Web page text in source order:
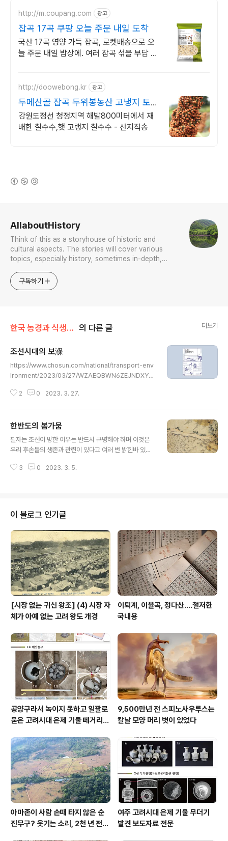
http://m.coupang.com 광고
잡곡 17곡 쿠팡 오늘 주문 내일 도착
국산 17곡 영양 가득 잡곡, 로켓배송으로 오
늘 주문 내일 밥상에. 여러 잡곡 섞을 부담 없
http://doowebong.kr 광고
두메산골 잡곡 두위봉농산 고냉지 토종
찰수수!
강원도정선 청정지역 해발800미터에서 재
배한 찰수수,햇 고랭지 찰수수 - 산지직송
AllaboutHistory
Think of this as a storyhouse of historic and
cultural aspects. The stories will cover various
topics, especially history, sometimes in-depth,
approach will be to resist any common sense or
generalized viewpoint
구독하기
한국 농경과 식생활의 역사 의 다른 글 더보기
조선시대의 보湺
https://www.chosun.com/national/transport-env
ironment/2023/03/27/WZAEQBWN6ZEJNDXYM
움文때 없애려던 영산강·금강 보, 가뭄에 도움 영산강 승촌
깊이 있어도 피할 수 있었다고 나는 본다. 조선시대 후기에
대한 이해가 깊어지면서 우리 조상들이 모내기하기에는 적
합하지 않은 한반도 기후를 어떻게 극복해 냈는지 자세히
에서는 아래 저술이다. 김동진 교수가 쓴 이 책은 최근 10
2 0 2023. 3. 27.
한반도의 봄가뭄
필자는 조선이 망한 이유는 반드시 규명해야 하며 이것은
우리 후손들의 생존과 관련이 있다고 여러 번 밝힌바 있다.
이 있기 때문이다. 조선이 망한 이유를 우리 조상이 못나서,
국사를 디테일하게 파고 들면서 항상 느끼는 것은 우리 조
상들은 살아남기 위해 필사적인 노력을 다했다는 것이다.
우리가 그것을 잘 모르기 때문에 그들이 놀았고, 못나서 나
라가 망했다고 느낄 뿐이다. 사실 우리가 조선이 왜 망했는
지 이 부분을 깊게 파고 들어가지 못하면, 우리의 후손들이
우리를 놀았다, 못났다고 느끼는..
3 0 2023. 3. 5.
이 블로그 인기글
[시장 없는 귀신 왕조] (4) 시장 자
체가 아예 없는 고려 왕도 개경
이퇴계, 이율곡, 정다산....철저한
국내용
공양구라서 녹이지 못하고 일괄로
묻은 고려시대 은제 기물 떼거리로
9,500만년 전 스피노사우루스는
칼날 모양 머리 볏이 있었다
아마존이 사람 손때 타지 않은 순
진무구? 웃기는 소리, 2천 년 전에
여주 고려시대 은제 기물 무더기
발견 보도자료 전문